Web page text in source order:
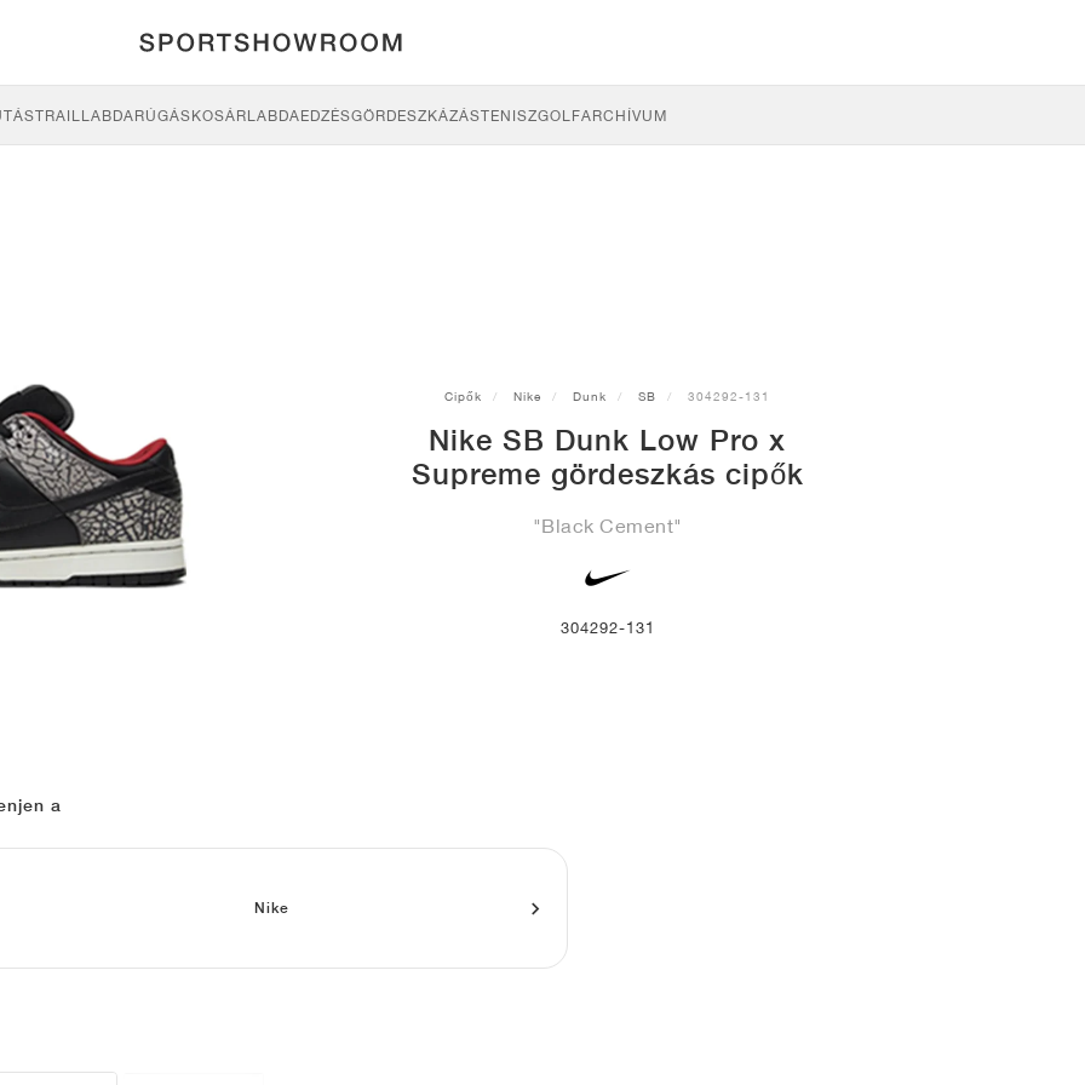
TRAILLABDARÚGÁSKOSÁRLABDAEDZÉSGÖRDESZKÁZÁSTENISZGOLFARCHÍVUM
Cipők Nike Dunk SB 304292-131
Nike SB Dunk Low Pro x
Supreme gördeszkás cipők
"Black Cement"
304292-131
a
Nike